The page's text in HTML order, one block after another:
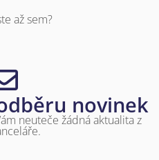
až sem?
novinek
neuteče žádná aktualita z